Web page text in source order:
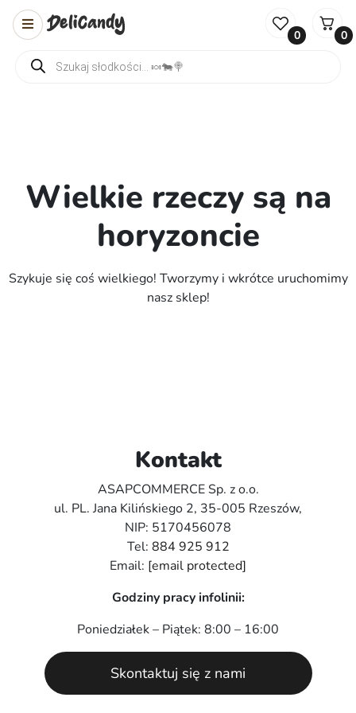
Wyszukiwarka produktów
0 0
Wielkie rzeczy są na
horyzoncie
Szykuje się coś wielkiego! Tworzymy i wkrótce uruchomimy
nasz sklep!
Kontakt
ASAPCOMMERCE Sp. z o.o.
ul. PL. Jana Kilińskiego 2, 35-005 Rzeszów,
NIP: 5170456078
Tel: 884 925 912
Email: [email protected]
Godziny pracy infolinii:
Poniedziałek – Piątek: 8:00 – 16:00
Skontaktuj się z nami